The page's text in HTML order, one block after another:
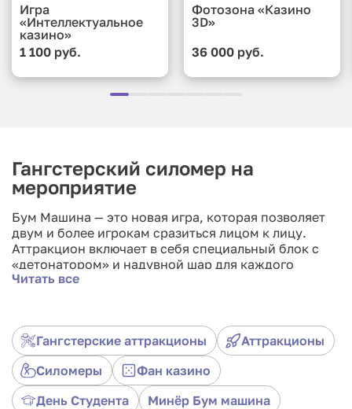
Игра
«Интеллектуальное
казино»
1 100 руб.
Фотозона «Казино
3D»
36 000 руб.
Гангстерский силомер на
мероприятие
Бум Машина — это новая игра, которая позволяет
двум и более игрокам сразиться лицом к лицу.
Аттракцион включает в себя специальный блок с
«детонатором» и надувной шар для каждого
участника. Задача проста — как можно быстрее
на силу и скорость. Часто участники, которые
накачивали шарик медленнее, но при этом
использовали полную амплитуду насоса,
выигрывают у тех, кто пытается накачать шар
быстро, но не использует всю амплитуду.
Читать все
Гангстерские аттракционы
Аттракционы
Силомеры
Фан казино
День Студента
Минёр Бум машина